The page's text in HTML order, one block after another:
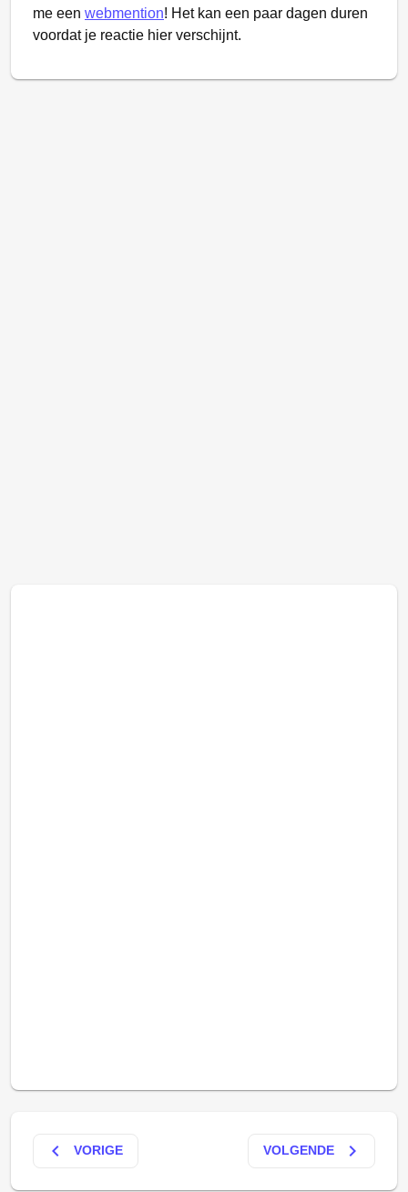
me een webmention! Het kan een paar dagen duren
voordat je reactie hier verschijnt.
keyboard_arrow_left VORIGE VOLGENDE keyboard_arrow_right